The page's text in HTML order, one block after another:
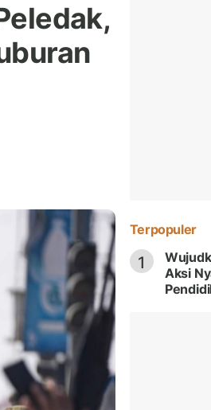
Terpopuler
1
Aksi